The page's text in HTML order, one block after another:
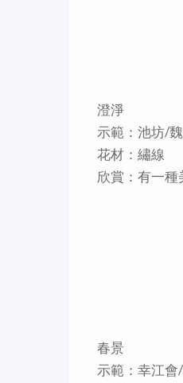
澄淨
示範：池坊/
花材：繡線
欣賞：有一種
春景
示範：幸江會